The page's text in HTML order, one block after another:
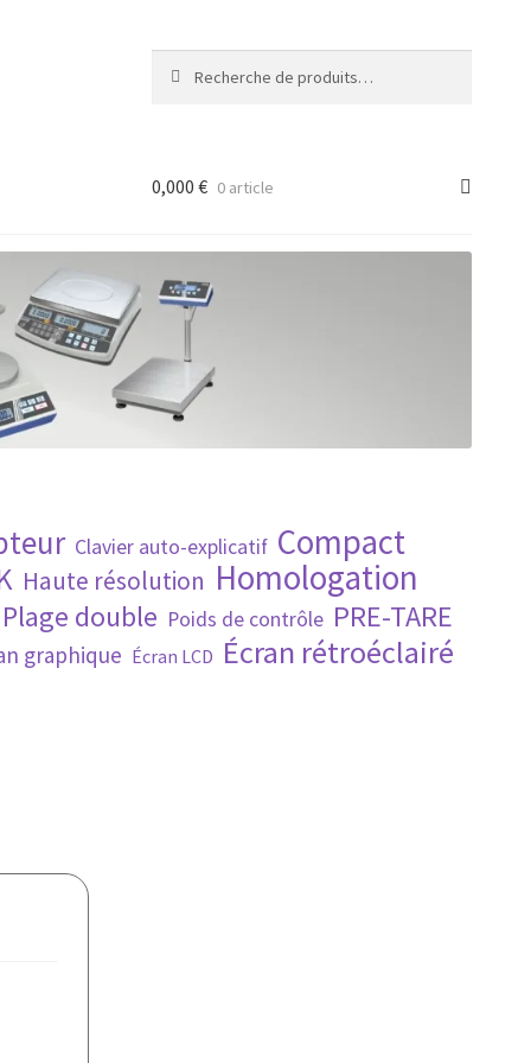
0,000 € 0 article
Clavier auto-explicatif Compact
Haute résolution Homologation
Plage double Poids de contrôle PRE-TARE
graphique Écran LCD Écran rétroéclairé